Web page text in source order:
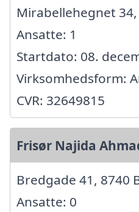
Mirabellehegnet
Ansatte: 1
Startdato: 08.
Virksomhedsform:
CVR: 32649815
Frisør Najida
Bredgade 41, 8740
Ansatte: 0